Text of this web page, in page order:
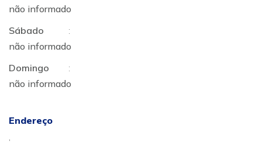
não informado
Sábado
:
não informado
Domingo
:
não informado
Endereço
,